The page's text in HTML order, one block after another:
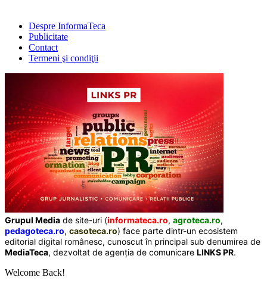
Despre InformaTeca
Publicitate
Contact
Termeni şi condiţii
Grupul Media de site-uri (informateca.ro, agroteca.ro,
pedagoteca.ro, casoteca.ro) face parte dintr-un ecosistem
editorial digital românesc, cunoscut în principal sub denumirea de
MediaTeca, dezvoltat de agenția de comunicare LINKS PR.
Welcome Back!